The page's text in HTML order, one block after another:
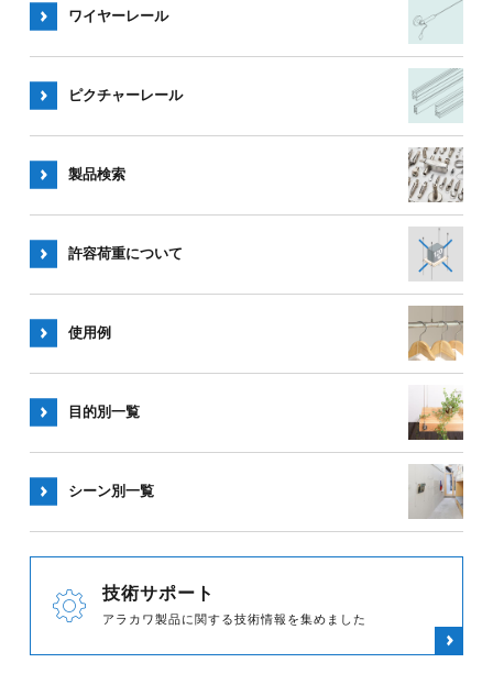
ワイヤーレール
ピクチャーレール
製品検索
許容荷重について
使用例
目的別一覧
シーン別一覧
技術サポート
アラカワ製品に関する技術情報を集めました